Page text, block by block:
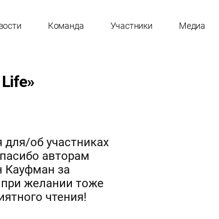
Команда Участники Медиа
об участниках
авторам
Кауфман за
желании тоже
чтения!